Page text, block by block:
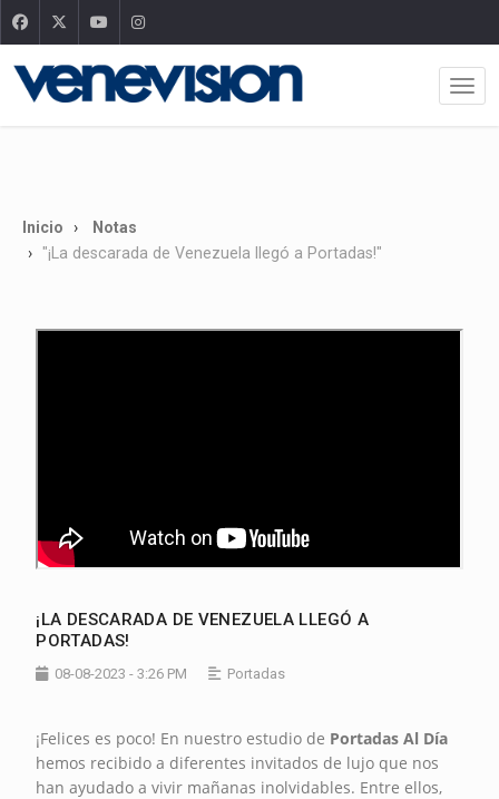
Inicio
Notas
"¡La descarada de Venezuela llegó a Portadas!"
¡LA DESCARADA DE VENEZUELA LLEGÓ A
PORTADAS!
08-08-2023 - 3:26 PM Portadas
¡Felices es poco! En nuestro estudio de Portadas Al Día
hemos recibido a diferentes invitados de lujo que nos
han ayudado a vivir mañanas inolvidables. Entre ellos,